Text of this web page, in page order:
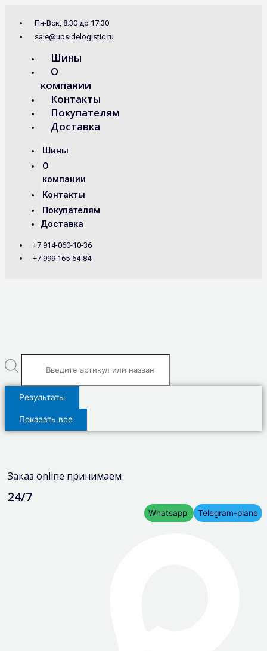
содержимому
Пн-Вск, 8:30 до 17:30
sale@upsidelogistic.ru
Шины
О
компании
Контакты
Покупателям
Доставка
Шины
О
компании
Контакты
Покупателям
Доставка
+7 914-060-10-36
+7 999 165-64-84
Результаты
Показать все
Заказ online принимаем
24/7
Whatsapp Telegram-plane